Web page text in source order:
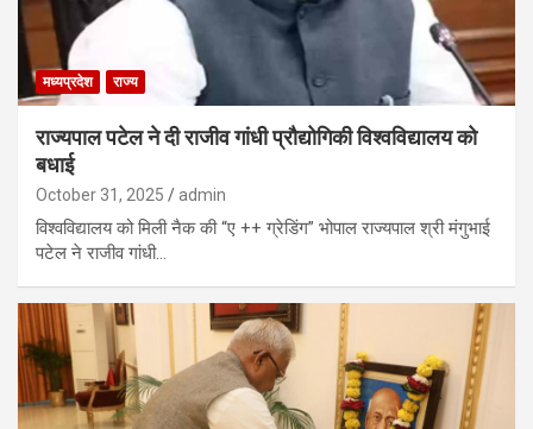
मध्यप्रदेश राज्य
राज्यपाल पटेल ने दी राजीव गांधी प्रौद्योगिकी विश्वविद्यालय को
बधाई
October 31, 2025 admin
विश्वविद्यालय को मिली नैक की “ए ++ ग्रेडिंग” भोपाल राज्यपाल श्री मंगुभाई
पटेल ने राजीव गांधी…